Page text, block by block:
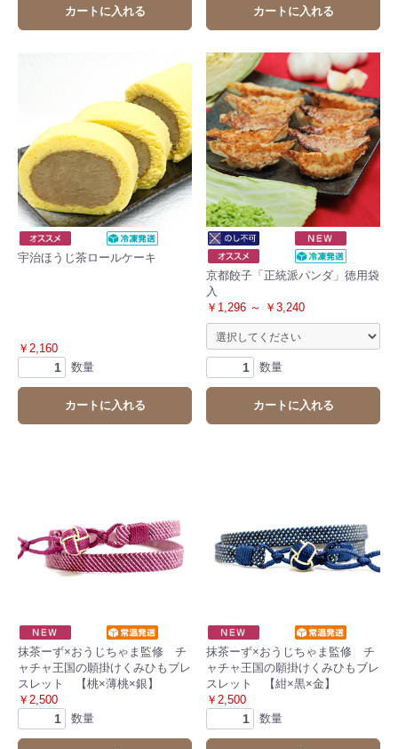
カートに入れる カートに入れる
宇治ほうじ茶ロールケーキ
￥2,160
数量
カートに入れる
京都餃子「正統派パンダ」徳用袋
入
￥1,296 ～ ￥3,240
数量
カートに入れる
抹茶ーず×おうじちゃま監修 チ
ャチャ王国の願掛けくみひもブレ
スレット 【桃×薄桃×銀】
￥2,500
数量
抹茶ーず×おうじちゃま監修 チ
ャチャ王国の願掛けくみひもブレ
スレット 【紺×黒×金】
￥2,500
数量